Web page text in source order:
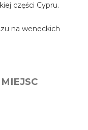
części Cypru.
na weneckich